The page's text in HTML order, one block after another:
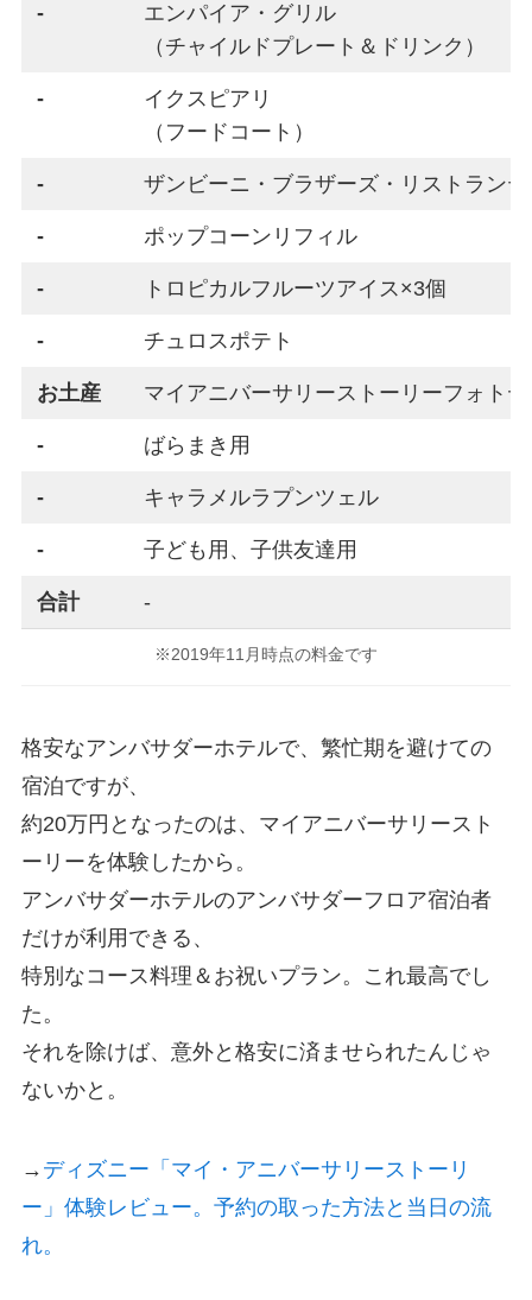
-
エンパイア・グリル
（チャイルドプレート＆ドリンク）
-
イクスピアリ
（フードコート）
- ザンビーニ・ブラザーズ・リストランテ
- ポップコーンリフィル
- トロピカルフルーツアイス×3個
- チュロスポテト
お土産 マイアニバーサリーストーリーフォト
- ばらまき用
- キャラメルラプンツェル
- 子ども用、子供友達用
合計 -
※2019年11月時点の料金です
格安なアンバサダーホテルで、繁忙期を避けての
宿泊ですが、
約20万円となったのは、マイアニバーサリースト
ーリーを体験したから。
アンバサダーホテルのアンバサダーフロア宿泊者
だけが利用できる、
特別なコース料理＆お祝いプラン。これ最高でし
た。
それを除けば、意外と格安に済ませられたんじゃ
ないかと。
→ ディズニー「マイ・アニバーサリーストーリ
ー」体験レビュー。予約の取った方法と当日の流
れ。